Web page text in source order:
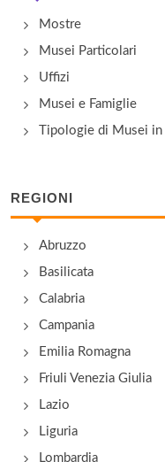
Centro di
e la Battaglia del
via Ritorta 1,
Collezione Antonio
via Guglielmo
Collezione Straka -
Via Flaminia 70,
Mostre
Musei Particolari
Uffizi
Musei e Famiglie
Tipologie di Musei
REGIONI
Abruzzo
Basilicata
Calabria
Campania
Emilia Romagna
Friuli Venezia Giulia
Lazio
Liguria
Lombardia